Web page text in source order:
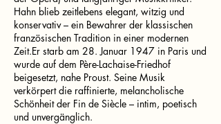
Hahn blieb zeitlebens elegant, witzig und
konservativ – ein Bewahrer der klassischen
französischen Tradition in einer modernen
Zeit.Er starb am 28. Januar 1947 in Paris und
wurde auf dem Père-Lachaise-Friedhof
beigesetzt, nahe Proust. Seine Musik
verkörpert die raffinierte, melancholische
Schönheit der Fin de Siècle – intim, poetisch
und unvergänglich.